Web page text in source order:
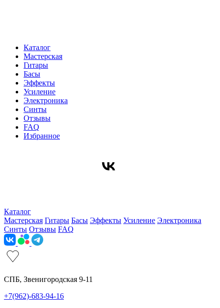
Каталог
Мастерская
Гитары
Басы
Эффекты
Усиление
Электроника
Синты
Отзывы
FAQ
Избранное
Каталог
Мастерская Гитары Басы Эффекты Усиление Электроника
Синты Отзывы FAQ
СПБ, Звенигородская 9-11
+7(962)-683-94-16